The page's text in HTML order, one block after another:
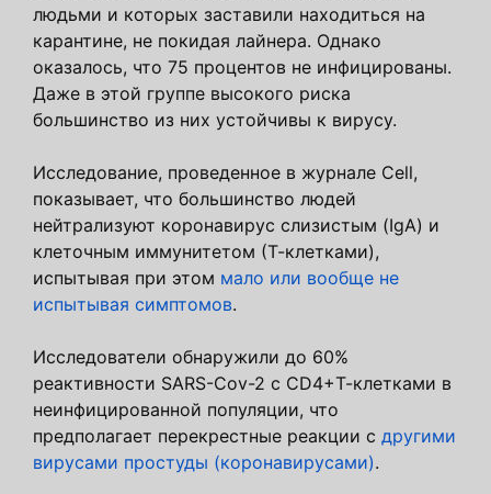
людьми и которых заставили находиться на
карантине, не покидая лайнера. Однако
оказалось, что 75 процентов не инфицированы.
Даже в этой группе высокого риска
большинство из них устойчивы к вирусу.
Исследование, проведенное в журнале Cell,
показывает, что большинство людей
нейтрализуют коронавирус слизистым (IgA) и
клеточным иммунитетом (Т-клетками),
испытывая при этом мало или вообще не
испытывая симптомов.
Исследователи обнаружили до 60%
реактивности SARS-Cov-2 с CD4+Т-клетками в
неинфицированной популяции, что
предполагает перекрестные реакции с другими
вирусами простуды (коронавирусами).